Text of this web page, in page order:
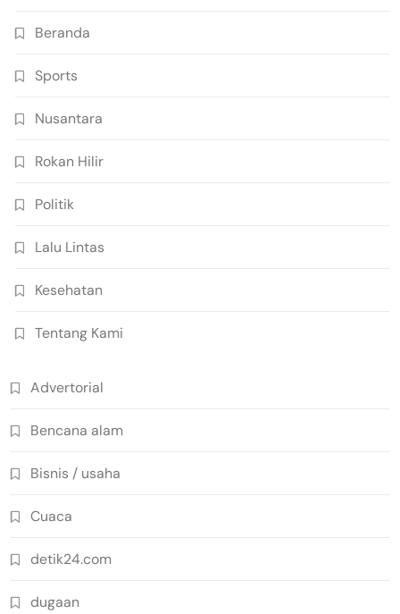
Beranda
Sports
Nusantara
Rokan Hilir
Politik
Lalu Lintas
Kesehatan
Tentang Kami
Advertorial
Bencana alam
Bisnis / usaha
Cuaca
detik24.com
dugaan